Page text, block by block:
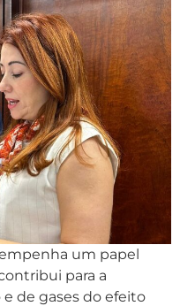
um papel
para a
de gases do efeito